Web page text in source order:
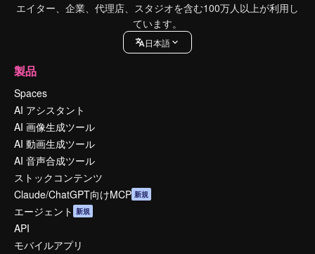
エイター、企業、代理店、スタジオを含む100万人以上が利用し
ています。
日本語
製品
Spaces
AI アシスタント
AI 画像生成ツール
AI 動画生成ツール
AI 音声合成ツール
ストックコンテンツ
Claude/ChatGPT向けMCP 新規
エージェント 新規
API
モバイルアプリ